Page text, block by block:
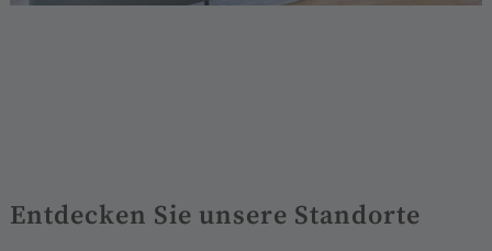
Entdecken Sie unsere Standorte